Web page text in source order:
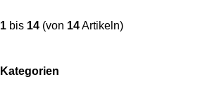
1 bis 14 (von 14Artikeln)
Kategorien